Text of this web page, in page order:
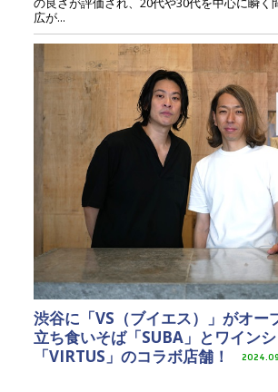
広が...
渋谷に「VS（ブイエス）」がオー
立ち食いそば「SUBA」とワイン
「VIRTUS」のコラボ店舗！